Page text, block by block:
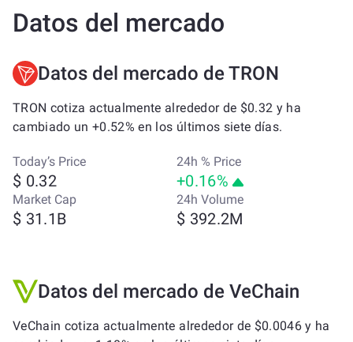
Datos del mercado
Datos del mercado de TRON
TRON cotiza actualmente alrededor de $0.32 y ha
cambiado un +0.52% en los últimos siete días.
Today’s Price
$ 0.32
24h % Price
+0.16%
Market Cap
$ 31.1B
24h Volume
$ 392.2M
Datos del mercado de VeChain
VeChain cotiza actualmente alrededor de $0.0046 y ha